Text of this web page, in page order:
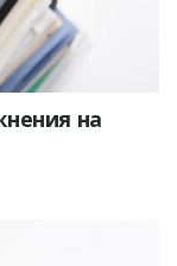
на